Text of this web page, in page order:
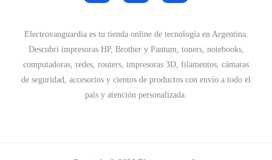
Electrovanguardia es tu tienda online de tecnología en Argentina.
Descubrí impresoras HP, Brother y Pantum, toners, notebooks,
computadoras, redes, routers, impresoras 3D, filamentos, cámaras
de seguridad, accesorios y cientos de productos con envío a todo el
país y atención personalizada.